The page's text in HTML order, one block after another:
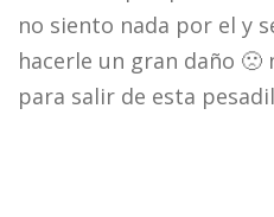
no siento nada por el y
hacerle un gran daño 🙁
para salir de esta